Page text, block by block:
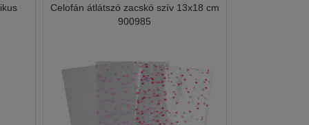
Celofán átlátszó zacskó szív 13x18 cm
900985